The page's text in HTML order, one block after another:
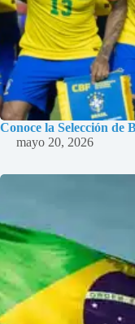
Conoce la Selección de
mayo 20, 2026